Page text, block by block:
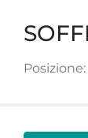
Posizione: